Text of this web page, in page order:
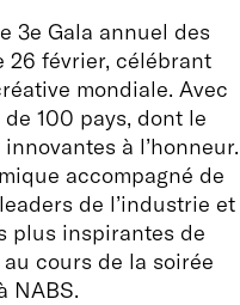
3e Gala annuel des
26 février, célébrant
mondiale. Avec
100 pays, dont le
à l’honneur.
accompagné de
de l’industrie et
plus inspirantes de
cours de la soirée
NABS.